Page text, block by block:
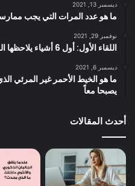
ديسمبر 13, 2021
ما هو عدد المرات التي يجب
نوفمبر 29, 2021
اللقاء الأول: أول 6 أشياء يلاحظها الرجال في المرأة
ديسمبر 6, 2021
ما هو الخيط الأحمر غير المرئي
يصبحا معاً
أحدث المقالات